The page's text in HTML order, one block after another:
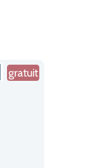
gratuit